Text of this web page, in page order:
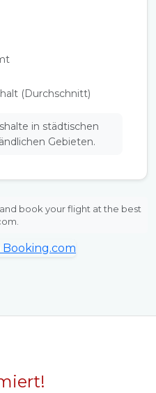
(Durchschnitt)
in städtischen
Gebieten.
book your flight at the best